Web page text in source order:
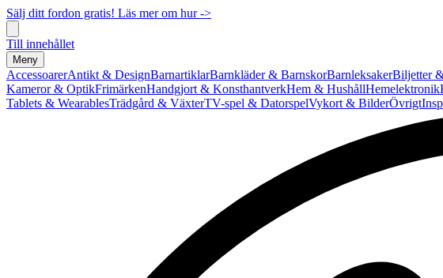
Sälj ditt fordon gratis! Läs mer om hur ->
Till innehållet
Meny
AccessoarerAntikt & DesignBarnartiklarBarnkläder & BarnskorBarnleksakerBiljetter
Kameror & OptikFrimärkenHandgjort & KonsthantverkHem & HushållHemelektronik
Tablets & WearablesTrädgård & VäxterTV-spel & DatorspelVykort & BilderÖvrigt